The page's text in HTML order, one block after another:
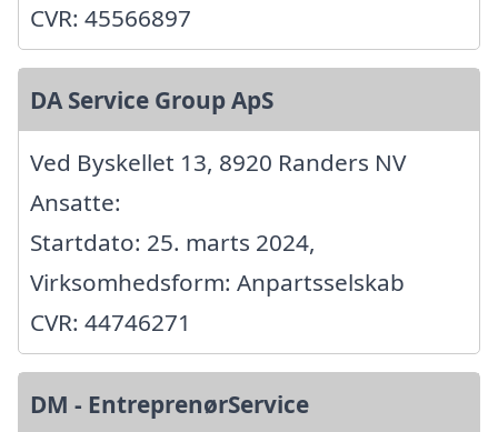
CVR: 45566897
DA Service Group ApS
Ved Byskellet 13, 8920 Randers NV
Ansatte:
Startdato: 25. marts 2024,
Virksomhedsform: Anpartsselskab
CVR: 44746271
DM - EntreprenørService